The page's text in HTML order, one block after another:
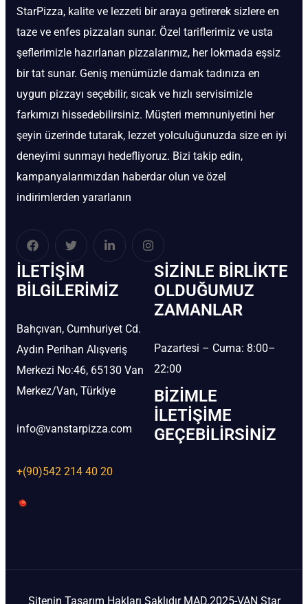
StarPizza, kalite ve lezzeti bir araya getirerek sizlere en
taze ve enfes pizzaları sunar. Özel tariflerimiz ve usta
şeflerimizle hazırlanan pizzalarımız, her lokmada eşsiz
bir tat sunar. Geniş menümüzle damak tadınıza en
uygun pizzayı seçebilir, sıcak ve hızlı servisimizle
farkımızı hissedebilirsiniz. Müşteri memnuniyetini her
şeyin üzerinde tutarak, lezzet yolculuğunuzda size en iyi
deneyimi sunmayı hedefliyoruz. Bizi takip edin,
kampanyalarımızdan haberdar olun ve özel
indirimlerden yararlanın
İLETIŞIM
BİLGILERIMIZ
Bahçıvan, Cumhuriyet Cd.
Aydın Perihan Alışveriş
Merkezi No:46, 65130 Van
Merkez/Van, Türkiye
info@vanstarpizza.com
+(90)542 214 40 20
SIZINLE BIRLIKTE
OLDUĞUMUZ
ZAMANLAR
Pazartesi – Cuma: 8:00–
22:00
BIZIMLE
İLETIŞIME
GEÇEBILIRSINIZ
Sitenin Tasarım Hakları Saklıdır MAD.2025-VAN Star